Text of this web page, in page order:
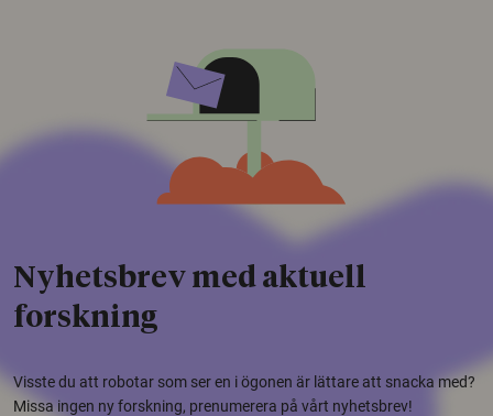
Nyhetsbrev med aktuell
forskning
Visste du att robotar som ser en i ögonen är lättare att snacka med?
Missa ingen ny forskning, prenumerera på vårt nyhetsbrev!